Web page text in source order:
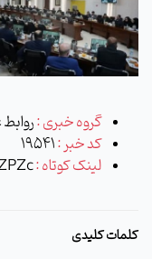
گروه خبری :
کد خبر :19541
لینک کوتاه :
کلمات کلیدی